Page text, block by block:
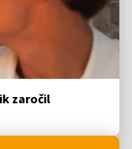
zaročil